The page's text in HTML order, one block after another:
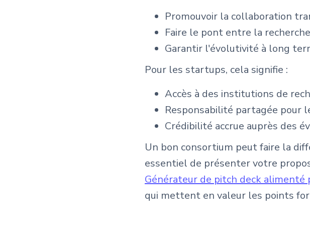
Promouvoir la collaboration
Faire le pont entre la
Garantir l'évolutivité à long
Pour les startups, cela signifie :
Accès à des institutions de
Responsabilité partagée pour
Crédibilité accrue auprès des
Un bon consortium peut faire la
essentiel de présenter votre
Générateur de pitch deck alimenté
qui mettent en valeur les points